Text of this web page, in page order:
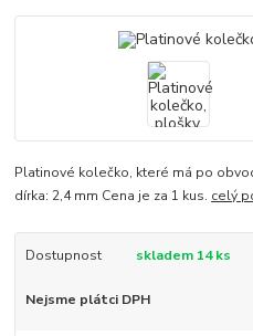
Platinové kolečko, které má po
dírka: 2,4 mm Cena je za 1 kus. celý
Dostupnost skladem 14 ks
Nejsme plátci DPH